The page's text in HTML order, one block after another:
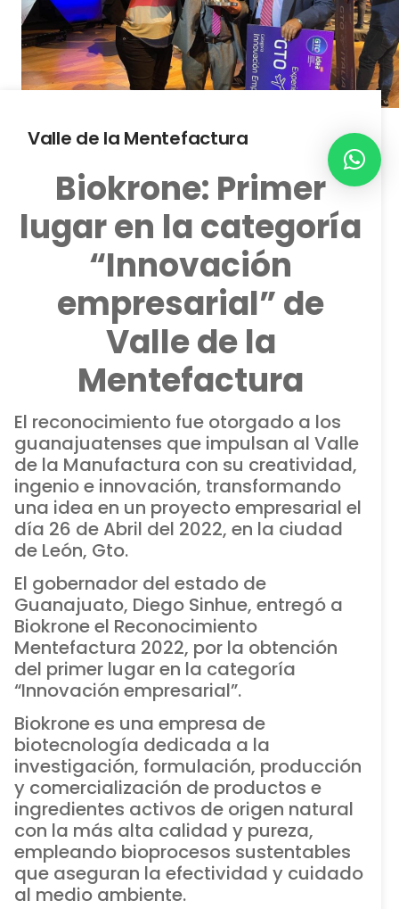
Valle de la Mentefactura
Biokrone: Primer
lugar en la categoría
“Innovación
empresarial” de
Valle de la
Mentefactura
El reconocimiento fue otorgado a los
guanajuatenses que impulsan al Valle
de la Manufactura con su creatividad,
ingenio e innovación, transformando
una idea en un proyecto empresarial el
día 26 de Abril del 2022, en la ciudad
de León, Gto.
El gobernador del estado de
Guanajuato, Diego Sinhue, entregó a
Biokrone el Reconocimiento
Mentefactura 2022, por la obtención
del primer lugar en la categoría
“Innovación empresarial”.
Biokrone es una empresa de
biotecnología dedicada a la
investigación, formulación, producción
y comercialización de productos e
ingredientes activos de origen natural
con la más alta calidad y pureza,
empleando bioprocesos sustentables
que aseguran la efectividad y cuidado
al medio ambiente.